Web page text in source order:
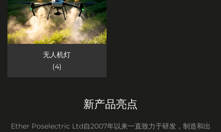
无人机灯
(4)
新产品亮点
Ether Poselectric Ltd自2007年以来一直致力于研发，制造和出